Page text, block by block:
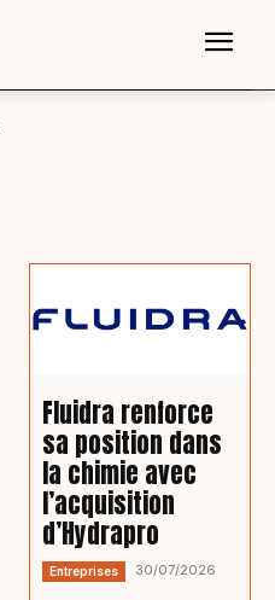
Fluidra renforce
sa position dans
la chimie avec
l’acquisition
d’Hydrapro
Entreprises 30/07/2026